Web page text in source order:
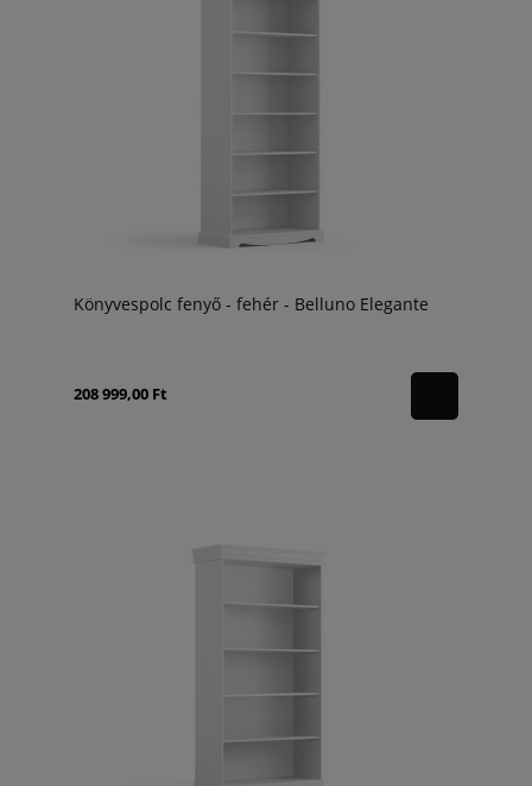
Könyvespolc fenyő - fehér - Belluno Elegante
208 999,00 Ft